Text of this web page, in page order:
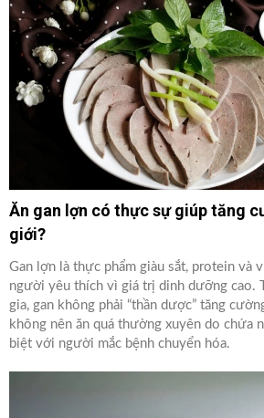
Ăn gan lợn có thực sự giúp tăng
giới?
Gan lợn là thực phẩm giàu sắt, protein và
người yêu thích vì giá trị dinh dưỡng cao.
gia, gan không phải “thần dược” tăng
không nên ăn quá thường xuyên do chứa
biệt với người mắc bệnh chuyển hóa.